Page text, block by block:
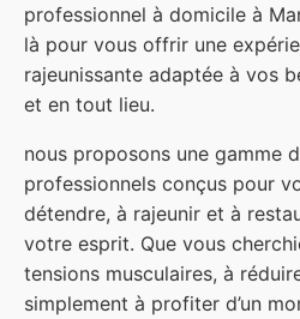
professionnel à domicile à
là pour vous offrir une
rajeunissante adaptée à vos
et en tout lieu.
nous proposons une gamme
professionnels conçus pour
détendre, à rajeunir et à
votre esprit. Que vous
tensions musculaires, à
simplement à profiter d’un